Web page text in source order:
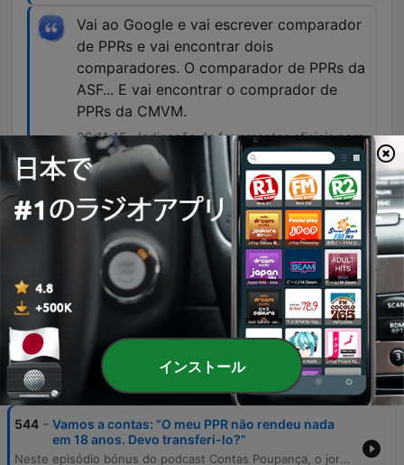
Vai ao Google e vai escrever comparador
de PPRs e vai encontrar dois
comparadores. O comparador de PPRs da
ASF... E vai encontrar o comprador de
PPRs da CMVM.
00:11:15 · Indicação de ferramentas oficiais para
pesquisar as melhores opções de mercado em
Portugal.
Não está a perder dinheiro, mas está a
perder valor, e, portanto, vai mudar.
00:16:33 · Reflexão sobre o impacto da inflação
no capital que não é investido com rentabilidade
positiva.
エピソード
544 - Vamos a contas: “O meu PPR não rendeu nada
em 18 anos. Devo transferi-lo?”
Neste episódio bónus do podcast Contas Poupança, o jornalista Pedro Anderson responde a uma dúvida enviada por uma ouvinte sobre a gestão e transferência de Planos Poupança Reforma (PPR). O debate foca-se na importância de analisar a rentabilidade histórica e o perfil de risco dos produtos financeiros para evitar a perda de poder de compra face à inflação. A análise aborda estratégias de diversificação entre diferentes tipos de PPR, a distinção entre seguros PPR e fundos PPR, e as implicações fiscais de transferências entre instituições. O episódio oferece orientações práticas sobre como utilizar comparadores da ASF e da CMVM para encontrar opções mais adequadas ao perfil do investidor, enfatizando a necessidade de monitorizar o nível de risco e a volatilidade dos ativos.
インストール